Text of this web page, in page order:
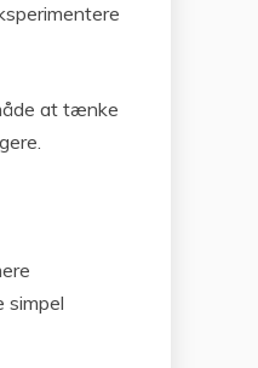
at tænke
simpel